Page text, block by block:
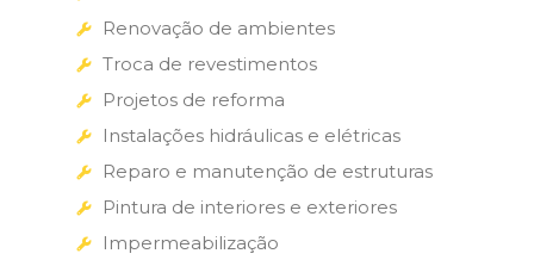
Renovação de ambientes
Troca de revestimentos
Projetos de reforma
Instalações hidráulicas e elétricas
Reparo e manutenção de estruturas
Pintura de interiores e exteriores
Impermeabilização